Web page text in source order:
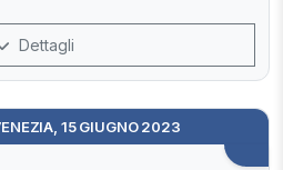
Dettagli
15 GIUGNO 2023